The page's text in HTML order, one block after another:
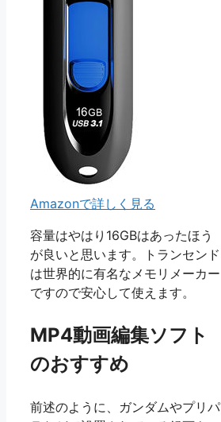
Amazonで詳しく見る
容量はやはり16GBはあったほう
が良いと思います。トランセンド
は世界的に有名なメモリメーカー
ですので安心して使えます。
MP4動画編集ソフト
のおすすめ
前述のように、ガンダムやプリパ